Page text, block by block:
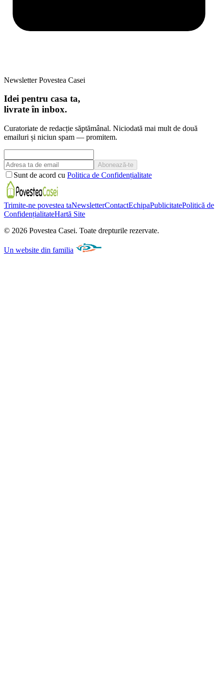
Newsletter Povestea Casei
Idei pentru casa ta,
livrate în inbox.
Curatoriate de redacție săptămânal. Niciodată mai mult de două
emailuri și niciun spam — promitem.
Abonează-te
Sunt de acord cu Politica de Confidențialitate
Trimite-ne povestea taNewsletterContactEchipaPublicitatePolitică de
ConfidențialitateHartă Site
© 2026 Povestea Casei. Toate drepturile rezervate.
Un website din familia